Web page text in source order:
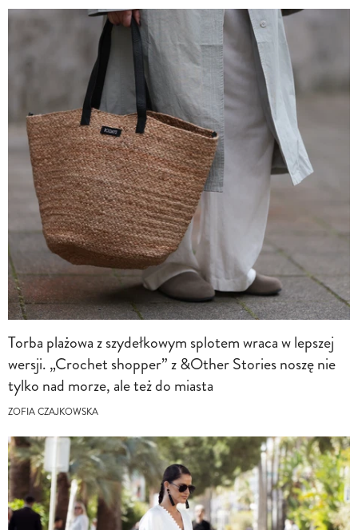
Torba plażowa z szydełkowym splotem wraca w lepszej
wersji. „Crochet shopper” z &Other Stories noszę nie
tylko nad morze, ale też do miasta
ZOFIA CZAJKOWSKA